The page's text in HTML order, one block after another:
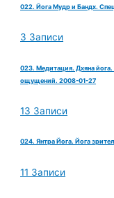
022. Йога Мудр и Бандх.
3 Записи
023. Медитация. Дхяна йога.
ощущений. 2008-01-27
13 Записи
024. Янтра Йога. Йога
11 Записи